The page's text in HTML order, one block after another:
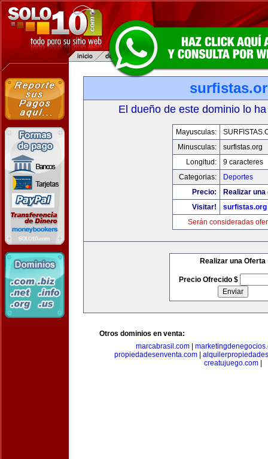
El dueño de este dominio lo
Mayusculas:
Minusculas:
surfistas.org
Longitud:
9 caracteres
Categorias:
Deportes
Precio:
Realizar
Visitar!
surfistas.org
Serán consideradas
Realizar una Oferta
Precio Ofrecido $
Otros dominios en venta:
marcabrasil.com
propiedadesenventa.com
creatujuego.com|